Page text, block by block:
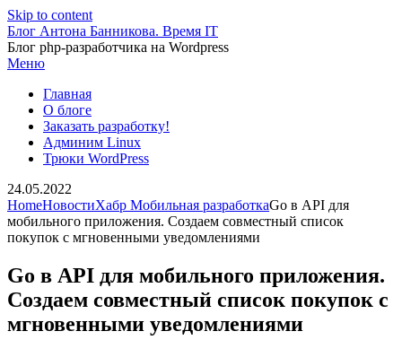
Skip to content
Блог Антона Банникова. Время IT
Блог php-разработчика на Wordpress
Меню
Главная
О блоге
Заказать разработку!
Админим Linux
Трюки WordPress
24.05.2022
HomeНовостиХабр Мобильная разработкаGo в API для
мобильного приложения. Создаем совместный список
покупок с мгновенными уведомлениями
Go в API для мобильного приложения.
Создаем совместный список покупок с
мгновенными уведомлениями